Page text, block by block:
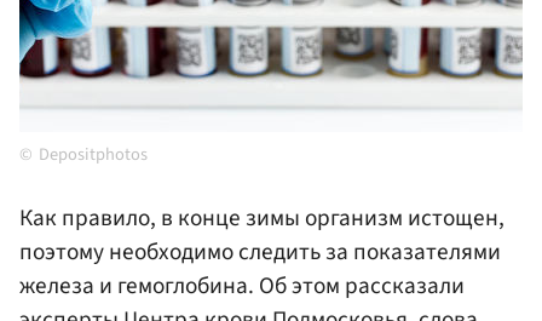
Depositphotos
Как правило, в конце зимы организм истощен,
поэтому необходимо следить за показателями
железа и гемоглобина. Об этом рассказали